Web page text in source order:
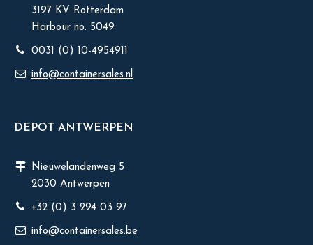
3197 KV Rotterdam
Harbour no. 5049
0031 (0) 10-4954911
info@containersales.nl
DEPOT ANTWERPEN
Nieuwelandenweg 5
2030 Antwerpen
+32 (0) 3 294 03 97
info@containersales.be